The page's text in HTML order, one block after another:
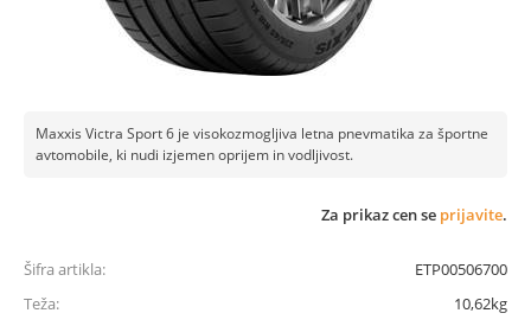
Maxxis Victra Sport 6 je visokozmogljiva letna pnevmatika za športne
avtomobile, ki nudi izjemen oprijem in vodljivost.
Za prikaz cen se prijavite.
Šifra artikla:
ETP00506700
Teža:
10,62kg